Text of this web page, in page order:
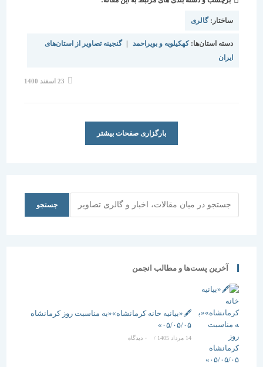
ساختار:گالری
دسته استان‌ها:کهکیلویه و بویراحمد | گنجینه تصاویر از استان‌های
بارگزاری صفحات بیشتر
جستجو
آخرین پست‌ها و مطالب انجمن
🖋️«بیانیه خانه کرمانشاه»«به مناسبت روز کرمانشاه
۰۵/۰۵/۰۵»
/ ۰ دیدگاه